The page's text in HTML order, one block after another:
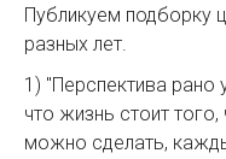
Публикуем подборку
разных лет.
1) "Перспектива рано
что жизнь стоит
можно сделать,